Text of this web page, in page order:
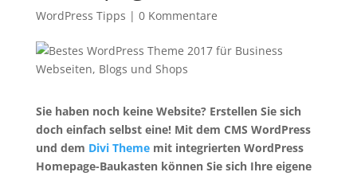
WordPress Tipps | 0 Kommentare
Sie haben noch keine Website? Erstellen Sie sich
doch einfach selbst eine! Mit dem CMS WordPress
und dem Divi Thememit integrierten WordPress
Homepage-Baukasten können Sie sich Ihre eigene